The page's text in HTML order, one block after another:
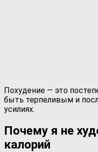
Похудение — это
быть терпеливым и
усилиях.
Почему я не
калорий